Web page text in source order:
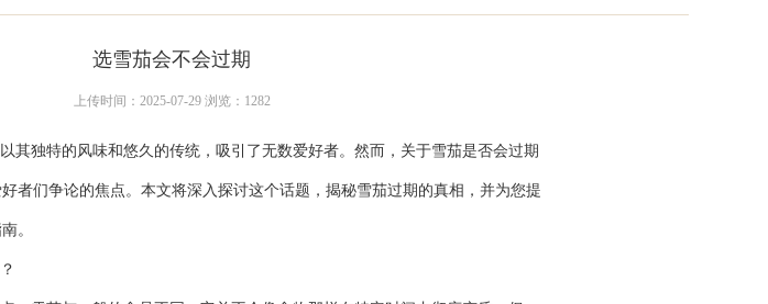
选雪茄会不会过期
上传时间：2025-07-29 浏览：1282
其独特的风味和悠久的传统，吸引了无数爱好者。然而，关于雪茄是否会过期
者们争论的焦点。本文将深入探讨这个话题，揭秘雪茄过期的真相，并为您提
。